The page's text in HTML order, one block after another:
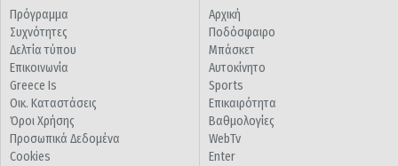
Πρόγραμμα
Συχνότητες
Δελτία τύπου
Επικοινωνία
Greece Is
Οικ. Καταστάσεις
Όροι Χρήσης
Προσωπικά Δεδομένα
Cookies
Αρχική
Ποδόσφαιρο
Μπάσκετ
Αυτοκίνητο
Sports
Επικαιρότητα
Βαθμολογίες
WebTv
Enter